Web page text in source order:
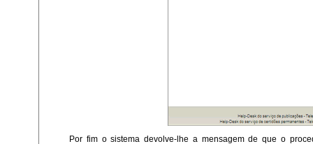
Por fim o sistema devolve-lhe a mensagem de que o